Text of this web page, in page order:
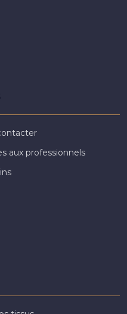
aux professionnels